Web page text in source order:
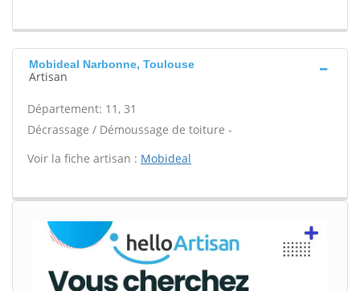
Mobideal Narbonne, Toulouse
Artisan
Département: 11, 31
Décrassage / Démoussage de toiture -
Voir la fiche artisan : Mobideal